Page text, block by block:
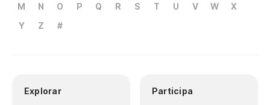
M
N O P Q R S T U V W
X
Y
Z #
Explorar Participa